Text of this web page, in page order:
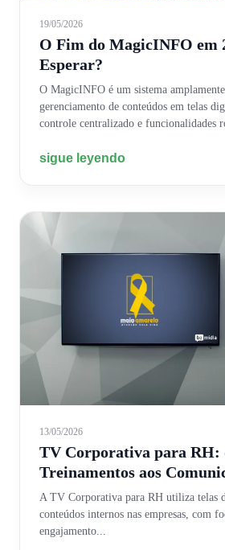
19/05/2026
O Fim do MagicINFO em
Esperar?
O MagicINFO é um sistema
gerenciamento de conteúdos em telas
controle centralizado e funcionalidades
sigue leyendo
13/05/2026
TV Corporativa para RH:
Treinamentos aos
A TV Corporativa para RH utiliza telas
conteúdos internos nas empresas, com
engajamento...